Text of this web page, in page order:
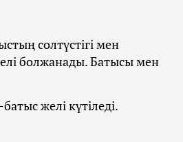
солтүстігі мен
болжанады. Батысы мен
желі күтіледі.